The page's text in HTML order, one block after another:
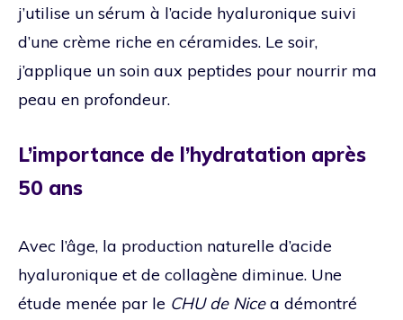
j’utilise un sérum à l’acide hyaluronique suivi
d’une crème riche en céramides. Le soir,
j’applique un soin aux peptides pour nourrir ma
peau en profondeur.
L’importance de l’hydratation après
50 ans
Avec l’âge, la production naturelle d’acide
hyaluronique et de collagène diminue. Une
étude menée par le CHU de Nicea démontré